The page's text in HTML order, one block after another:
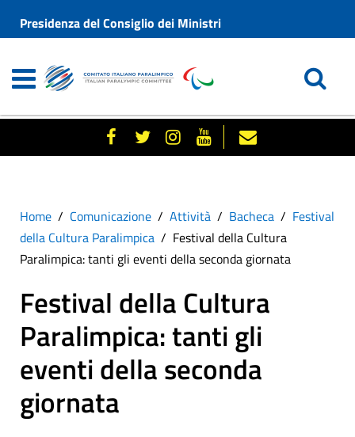
Presidenza del Consiglio dei Ministri
Home Comunicazione Attività Bacheca
Festival
della Cultura Paralimpica
Festival della Cultura
Paralimpica: tanti gli eventi della seconda giornata
Festival della Cultura
Paralimpica: tanti gli
eventi della seconda
giornata